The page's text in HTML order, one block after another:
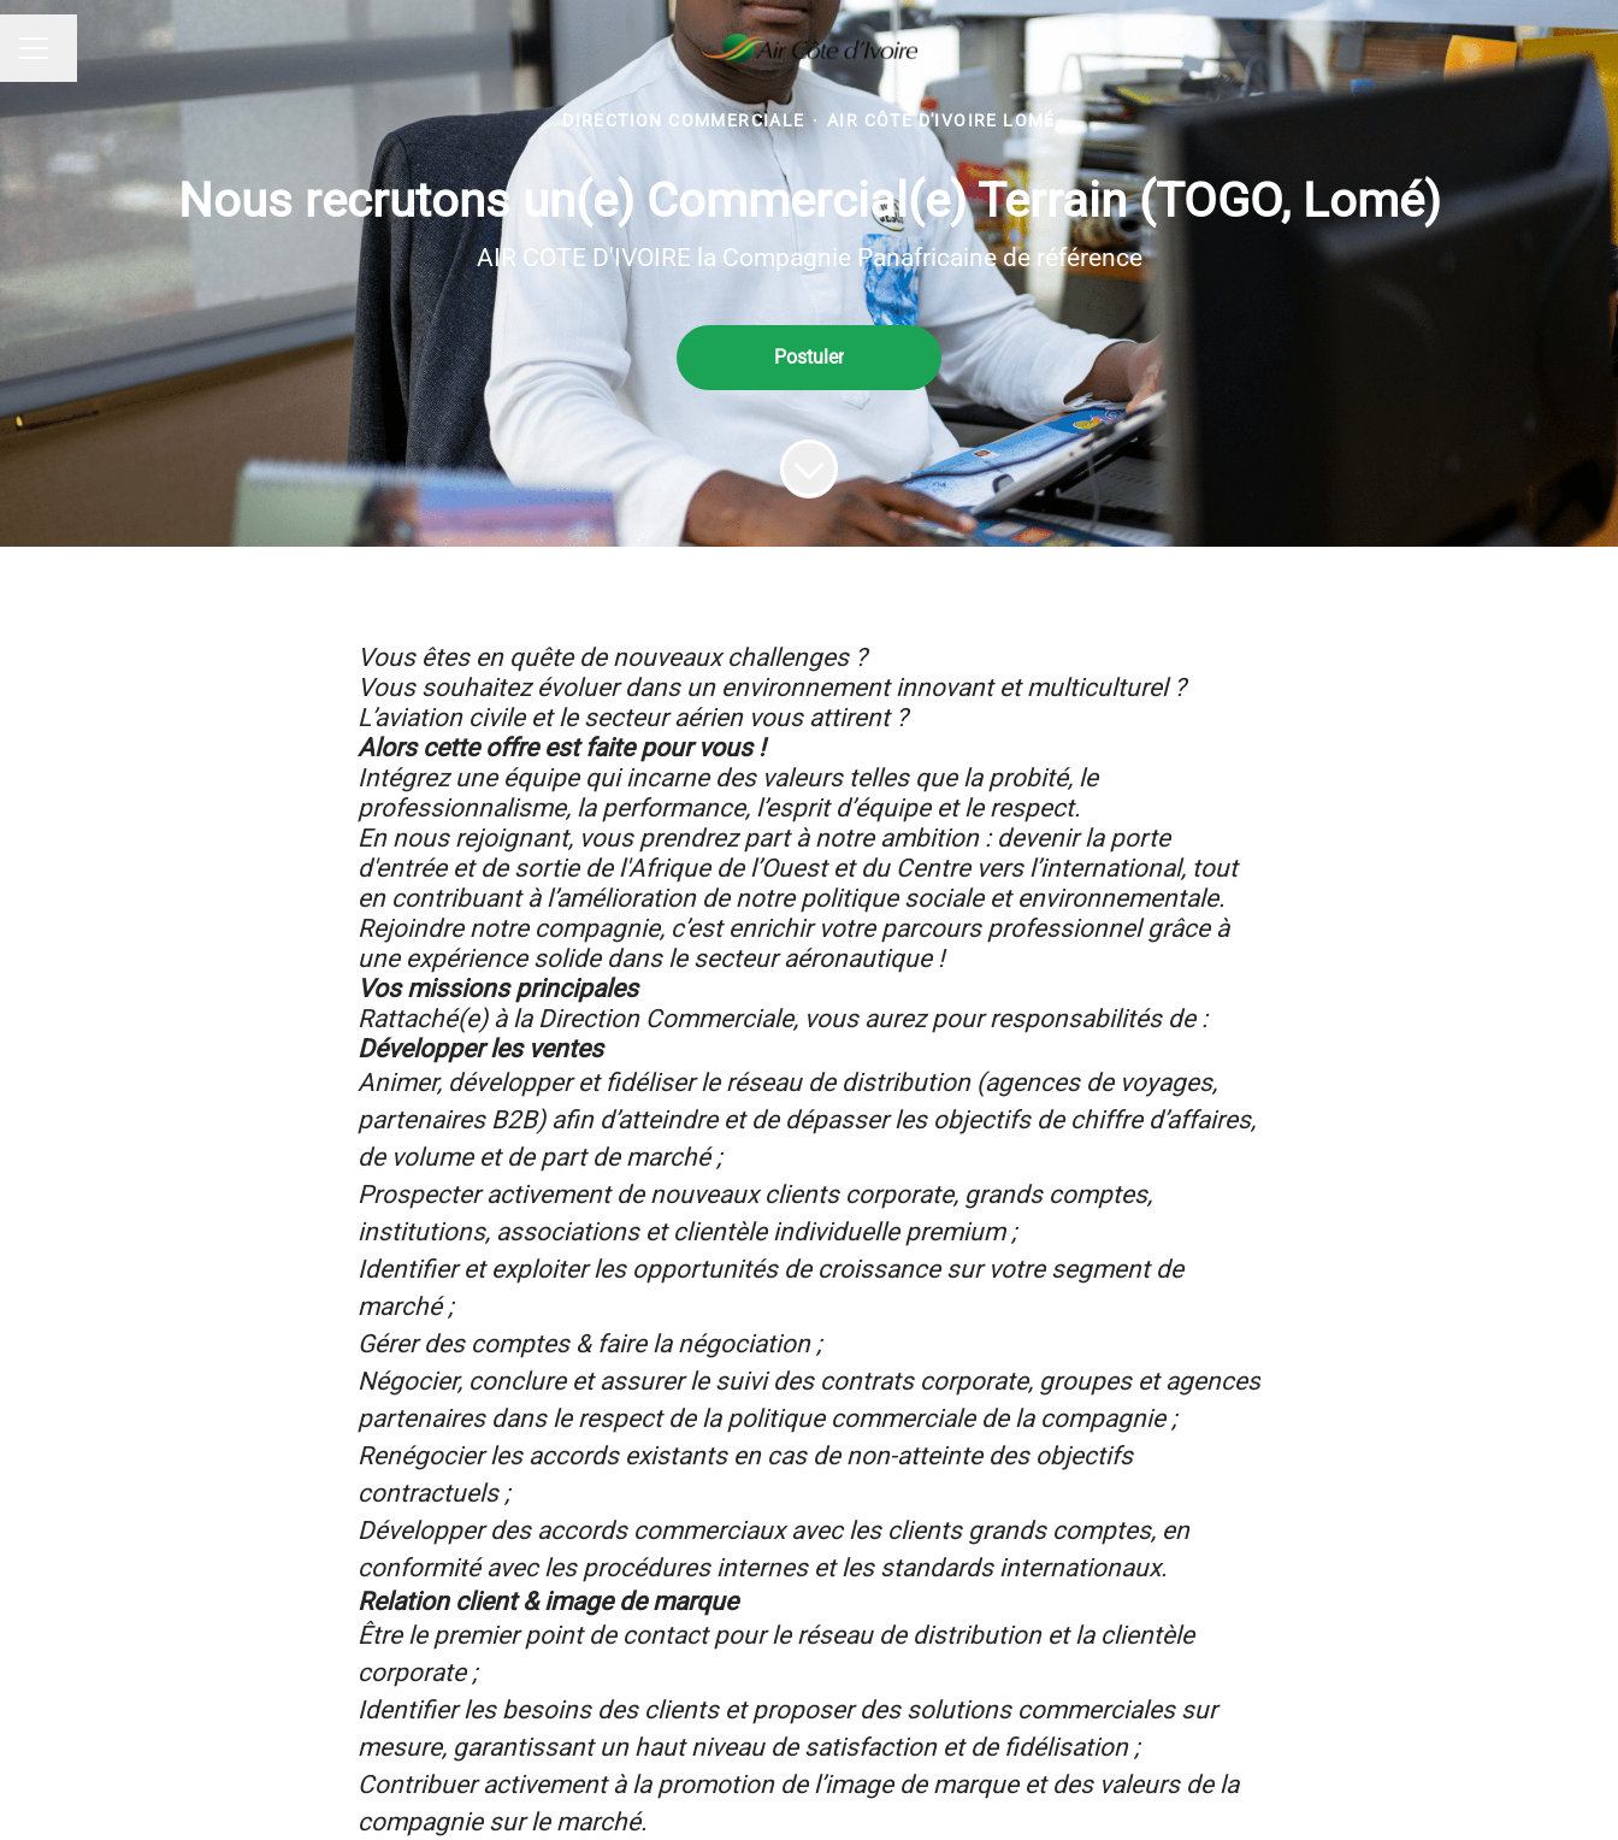
MENU CARRIÈRE
Changer la langue
DIRECTION COMMERCIALE · AIR CÔTE D'IVOIRE LOMÉ
Nous recrutons un(e) Commercial(e) Terrain (TOGO, Lomé)
AIR COTE D'IVOIRE la Compagnie Panafricaine de référence
Postuler
Vous êtes en quête de nouveaux challenges ?
Vous souhaitez évoluer dans un environnement innovant et multiculturel ?
L’aviation civile et le secteur aérien vous attirent ?
Alors cette offre est faite pour vous !
Intégrez une équipe qui incarne des valeurs telles que la probité, le
professionnalisme, la performance, l’esprit d’équipe et le respect.
En nous rejoignant, vous prendrez part à notre ambition : devenir la porte
d'entrée et de sortie de l'Afrique de l’Ouest et du Centre vers l’international, tout
en contribuant à l’amélioration de notre politique sociale et environnementale.
Rejoindre notre compagnie, c’est enrichir votre parcours professionnel grâce à
une expérience solide dans le secteur aéronautique !
Vos missions principales
Rattaché(e) à la Direction Commerciale, vous aurez pour responsabilités de :
Développer les ventes
Animer, développer et fidéliser le réseau de distribution (agences de voyages,
partenaires B2B) afin d’atteindre et de dépasser les objectifs de chiffre d’affaires,
de volume et de part de marché ;
Prospecter activement de nouveaux clients corporate, grands comptes,
institutions, associations et clientèle individuelle premium ;
Identifier et exploiter les opportunités de croissance sur votre segment de
marché ;
Gérer des comptes & faire la négociation ;
Négocier, conclure et assurer le suivi des contrats corporate, groupes et agences
partenaires dans le respect de la politique commerciale de la compagnie ;
Renégocier les accords existants en cas de non-atteinte des objectifs
contractuels ;
Développer des accords commerciaux avec les clients grands comptes, en
conformité avec les procédures internes et les standards internationaux.
Relation client & image de marque
Être le premier point de contact pour le réseau de distribution et la clientèle
corporate ;
Identifier les besoins des clients et proposer des solutions commerciales sur
mesure, garantissant un haut niveau de satisfaction et de fidélisation ;
Contribuer activement à la promotion de l’image de marque et des valeurs de la
compagnie sur le marché.